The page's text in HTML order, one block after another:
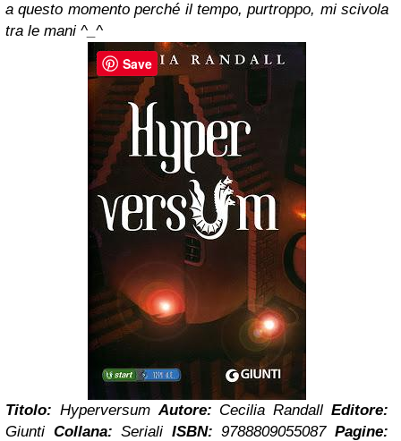
a questo momento perché il tempo, purtroppo, mi scivola
tra le mani ^_^
Titolo: Hyperversum Autore: Cecilia Randall Editore:
Giunti Collana: Seriali ISBN:9788809055087 Pagine:
Save